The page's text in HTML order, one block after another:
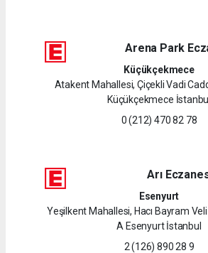
Arena Park
Küçükçekmece
Atakent Mahallesi, Çiçekli Vadi
Küçükçekmece İstanbul
0 (212) 470 82 78
Arı
Esenyurt
Yeşilkent Mahallesi, Hacı Bayram
A Esenyurt İstanbul
2 (126) 890 28 9